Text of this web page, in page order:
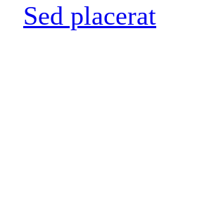
Sed placerat